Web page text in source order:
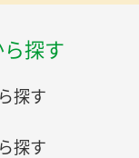
探す
探す
探す